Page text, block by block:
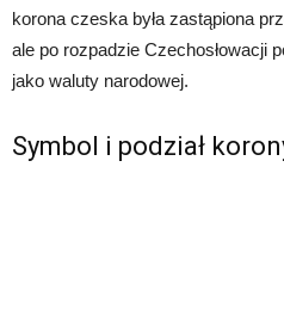
korona czeska była zastąpiona
ale po rozpadzie Czechosłowacji
jako waluty narodowej.
Symbol i podział